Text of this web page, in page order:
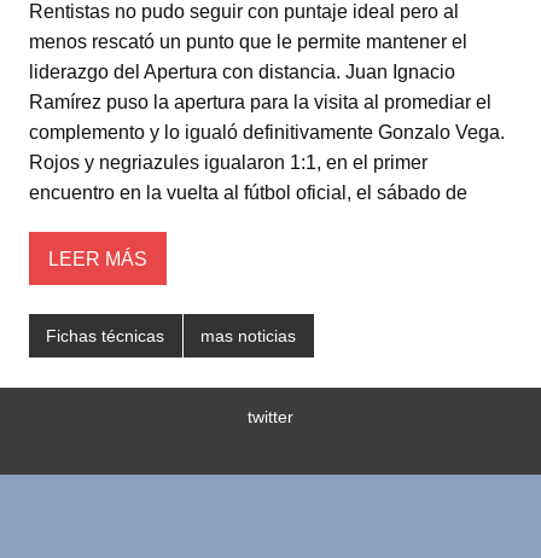
tt
er
at
s
A
p
p
c
e
b
o
o
m
p
ar
tir
Rentistas no pudo seguir con puntaje ideal pero al
menos rescató un punto que le permite mantener el
liderazgo del Apertura con distancia. Juan Ignacio
Ramírez puso la apertura para la visita al promediar el
complemento y lo igualó definitivamente Gonzalo Vega.
Rojos y negriazules igualaron 1:1, en el primer
encuentro en la vuelta al fútbol oficial, el sábado de
LEER MÁS
Fichas técnicas mas noticias
twitter